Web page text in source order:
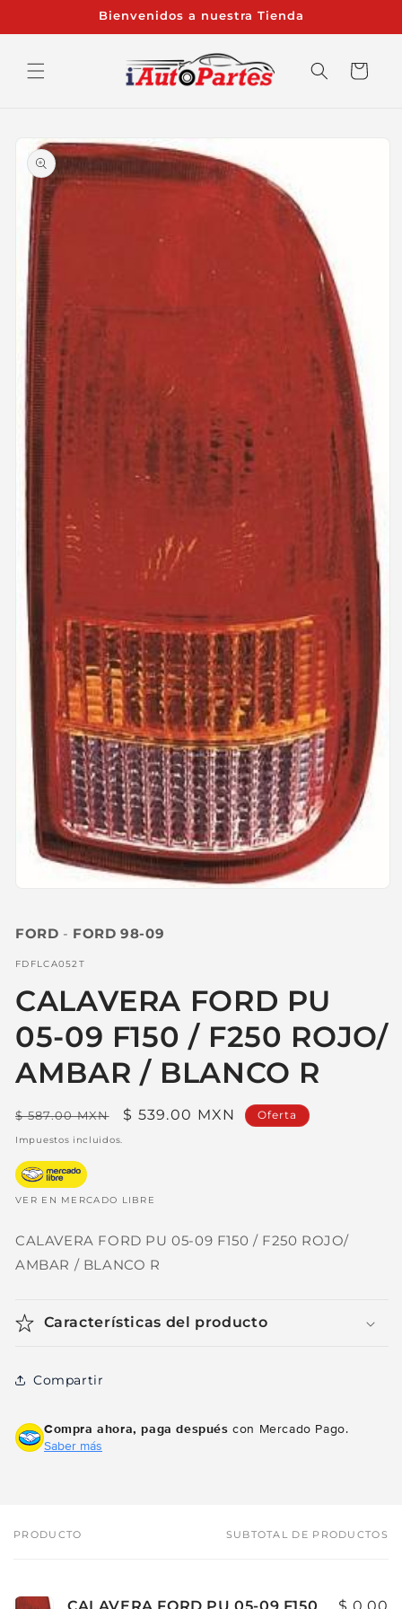
directamente
al contenido
Bienvenidos a nuestra Tienda
Carrito
a la
información
del producto
1
una
modal
FORD - FORD 98-09
SKU:
FDFLCA052T
CALAVERA FORD PU
05-09 F150 / F250 ROJO/
AMBAR / BLANCO R
Precio
habitual
$ 587.00 MXN
Precio
$ 539.00 MXN Oferta
Impuestos incluidos.
VER EN MERCADO LIBRE
CALAVERA FORD PU 05-09 F150 / F250 ROJO/
AMBAR / BLANCO R
Características del producto
Compartir
Compra ahora, paga después con Mercado Pago.
Saber más
Tu
PRODUCTO SUBTOTAL DE PRODUCTOS